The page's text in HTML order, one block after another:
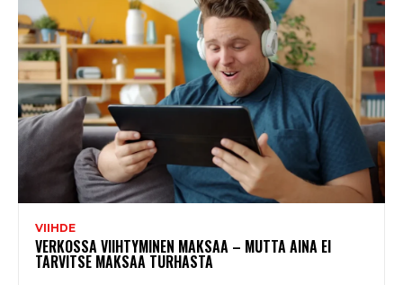
VIIHDE
VERKOSSA VIIHTYMINEN MAKSAA – MUTTA AINA EI
TARVITSE MAKSAA TURHASTA